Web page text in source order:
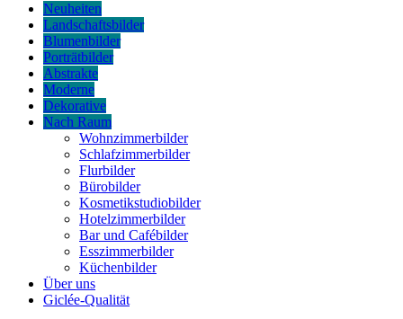
Neuheiten
Landschaftsbilder
Blumenbilder
Porträtbilder
Abstrakte
Moderne
Dekorative
Nach Raum
Wohnzimmerbilder
Schlafzimmerbilder
Flurbilder
Bürobilder
Kosmetikstudiobilder
Hotelzimmerbilder
Bar und Cafébilder
Esszimmerbilder
Küchenbilder
Über uns
Giclée-Qualität